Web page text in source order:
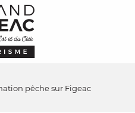
pêche sur Figeac